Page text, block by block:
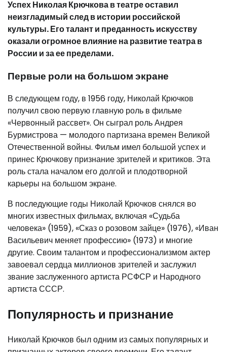
Успех Николая Крючкова в театре оставил
неизгладимый след в истории российской
культуры. Его талант и преданность искусству
оказали огромное влияние на развитие театра в
России и за ее пределами.
Первые роли на большом экране
В следующем году, в 1956 году, Николай Крючков
получил свою первую главную роль в фильме
«Червонный рассвет». Он сыграл роль Андрея
Бурмистрова — молодого партизана времен Великой
Отечественной войны. Фильм имел большой успех и
принес Крючкову признание зрителей и критиков. Эта
роль стала началом его долгой и плодотворной
карьеры на большом экране.
В последующие годы Николай Крючков снялся во
многих известных фильмах, включая «Судьба
человека» (1959), «Сказ о розовом зайце» (1976), «Иван
Васильевич меняет профессию» (1973) и многие
другие. Своим талантом и профессионализмом актер
завоевал сердца миллионов зрителей и заслужил
звание заслуженного артиста РСФСР и Народного
артиста СССР.
Популярность и признание
Николай Крючков был одним из самых популярных и